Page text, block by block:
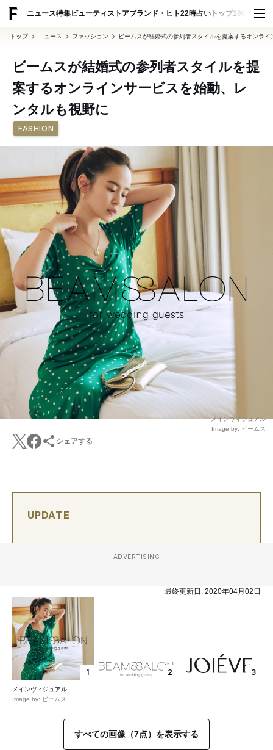
ニュース特集ビューティ ストアブランド・ヒト22時占い トップ100 スナッ
トップ ニュース ファッション ビームスが結婚式の参列者スタイルを提案するオンラ
ビームスが結婚式の参列者スタイルを提
案するオンラインサービスを始動、レ
ンタルも視野に
FASHION
メインヴィジュアル
Image by: ビームス
シェアする
UPDATE
ADVERTISING
最終更新日: 2020年04月02日
1
メインヴィジュアル
Image by: ビームス
2 3
すべての画像（7点）を表示する